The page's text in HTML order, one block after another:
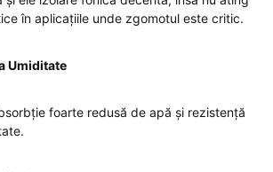
în aplicațiile unde zgomotul este critic.
Umiditate
foarte redusă de apă și rezistență